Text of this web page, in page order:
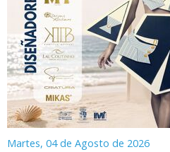
Martes, 04 de Agosto de 2026